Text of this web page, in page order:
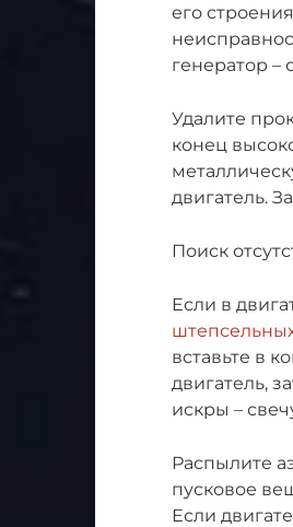
его
генератор –
Удалите
конец
двигатель.
Поиск
Если в
вставьте в
двигатель,
искры –
Распылите
пусковое
Если